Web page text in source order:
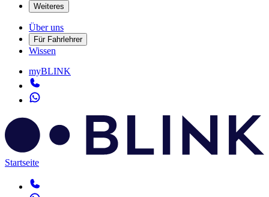
Weiteres
Über uns
Für Fahrlehrer
Wissen
myBLINK
Startseite